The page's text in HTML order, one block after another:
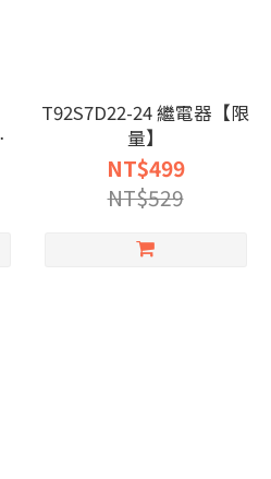
T92S7D22-24 繼電器【限
量】
NT$499
NT$529